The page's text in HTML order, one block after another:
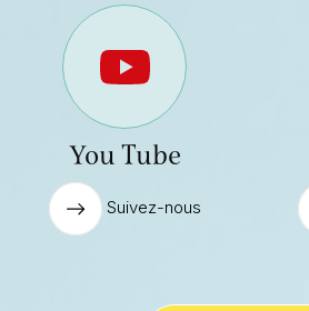
You Tube
Suivez-nous